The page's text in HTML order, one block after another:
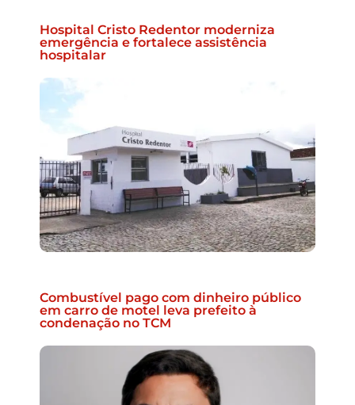
Hospital Cristo Redentor moderniza
emergência e fortalece assistência
hospitalar
Combustível pago com dinheiro público
em carro de motel leva prefeito à
condenação no TCM